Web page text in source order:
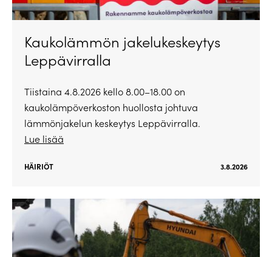
Kaukolämmön jakelukeskeytys
Leppävirralla
Tiistaina 4.8.2026 kello 8.00–18.00 on
kaukolämpöverkoston huollosta johtuva
lämmönjakelun keskeytys Leppävirralla.
Lue lisää
HÄIRIÖT 3.8.2026